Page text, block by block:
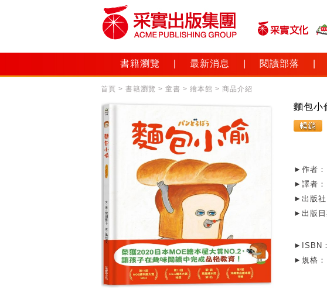
書籍瀏覽 最新消息 閱讀部落
首頁 > 書籍瀏覽 > 童書 > 繪本館 > 商品介紹
麵包小
►作者：
►譯者：
►出版社
►出版日
►ISBN：
►規格：